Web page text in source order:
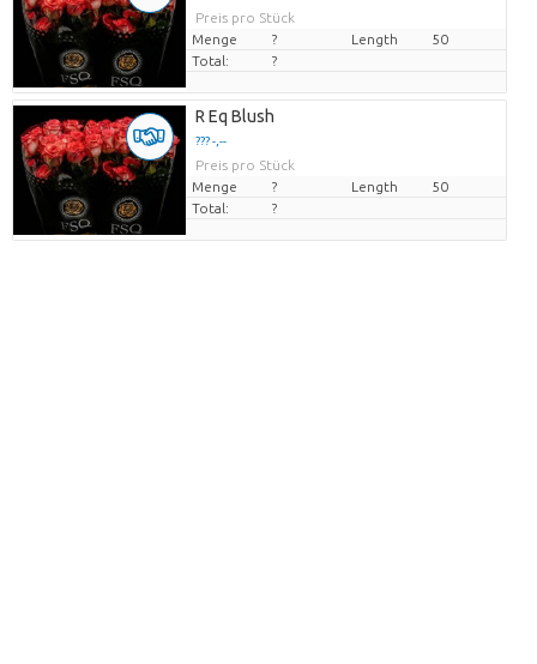
Preis pro Stück
Menge
? Length
50
Total:
?
R Eq Blush
??? -,--
Preis pro Stück
Menge
? Length
50
Total:
?